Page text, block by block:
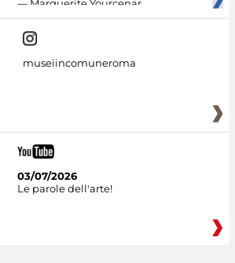
— Marguerite Yourcenar
museiincomuneroma
03/07/2026
Le parole dell'arte!